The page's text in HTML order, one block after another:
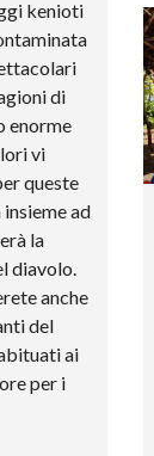
kenioti
di
enorme
vi
queste
ad
la
diavolo.
anche
del
ai
per i